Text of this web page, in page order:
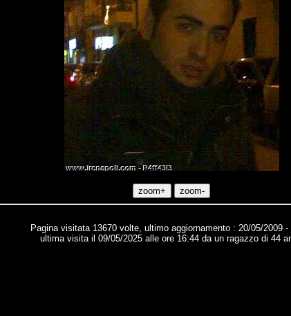
Pagina visitata 13670 volte, ultimo aggiornamento : 20/05/2009 -
ultima visita il 09/05/2025 alle ore 16:44 da un ragazzo di 44